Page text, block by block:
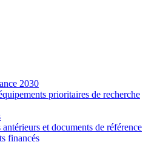
2030
prioritaires de recherche
et documents de référence
financés